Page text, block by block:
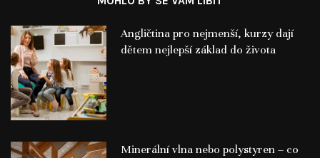
Angličtina pro nejmenší, kurzy dají
dětem nejlepší základ do života
Minerální vlna nebo polystyren – co